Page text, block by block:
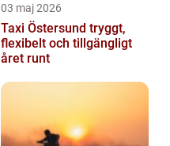
03 maj 2026
Taxi Östersund tryggt,
flexibelt och tillgängligt
året runt